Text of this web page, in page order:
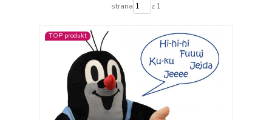
strana z 1
TOP produkt